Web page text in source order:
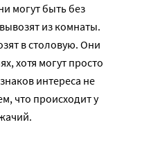
могут быть без
из комнаты.
в столовую. Они
хотя могут просто
интереса не
что происходит у